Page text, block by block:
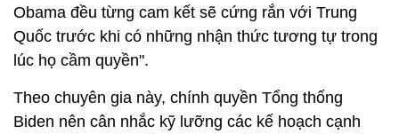
Obama đều từng cam kết sẽ cứng rắn với Trung
Quốc trước khi có những nhận thức tương tự trong
lúc họ cầm quyền".
Theo chuyên gia này, chính quyền Tổng thống
Biden nên cân nhắc kỹ lưỡng các kế hoạch cạnh